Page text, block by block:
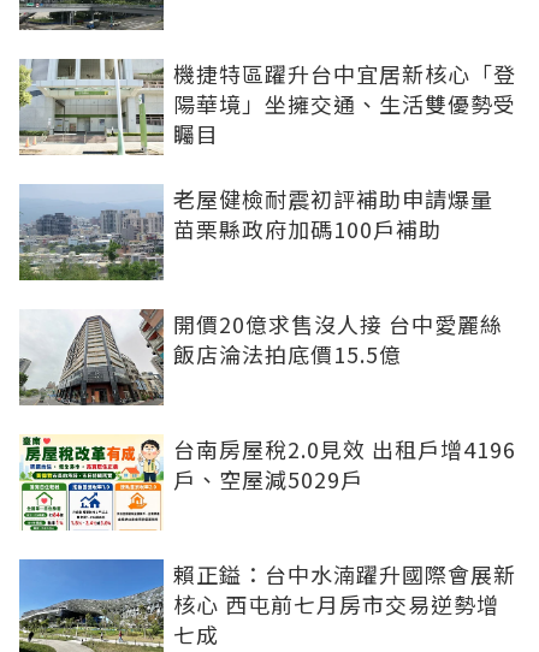
機捷特區躍升台中宜居新核心「登
陽華境」坐擁交通、生活雙優勢受
矚目
老屋健檢耐震初評補助申請爆量
苗栗縣政府加碼100戶補助
開價20億求售沒人接 台中愛麗絲
飯店淪法拍底價15.5億
台南房屋稅2.0見效 出租戶增4196
戶、空屋減5029戶
賴正鎰：台中水湳躍升國際會展新
核心 西屯前七月房市交易逆勢增
七成